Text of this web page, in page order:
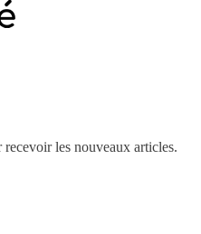
les nouveaux articles.